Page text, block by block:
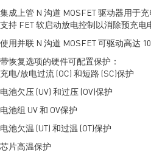
集成上管 N 沟道 MOSFET 驱动器用于充
支持 FET 软启动放电控制以消除预充电
使用并联 N 沟道 MOSFET 可驱动高达
带恢复选项的硬件可配置保护：
充电/放电过流 (OC) 和短路 (SC)保护
电池欠压 (UV) 和过压 (OV)保护
电池组 UV 和 OV保护
电池欠温 (UT) 和过温 (OT)保护
芯片高温保护